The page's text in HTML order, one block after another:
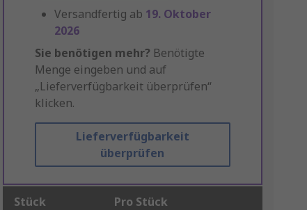
Versandfertig ab 19. Oktober
2026
Sie benötigen mehr? Benötigte
Menge eingeben und auf
„Lieferverfügbarkeit überprüfen“
klicken.
Lieferverfügbarkeit
überprüfen
Stück Pro Stück